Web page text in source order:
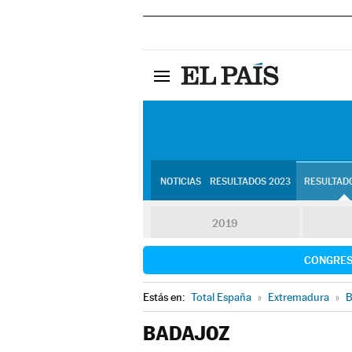
NOTICIAS RESULTADOS 2023
2019
Estás en: Total España » Extremadura »
BADAJOZ